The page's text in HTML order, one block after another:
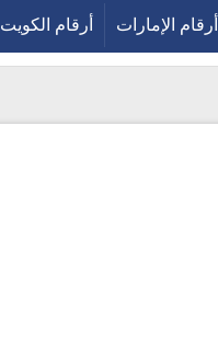
أرقام الإمارات أرقام الكويت